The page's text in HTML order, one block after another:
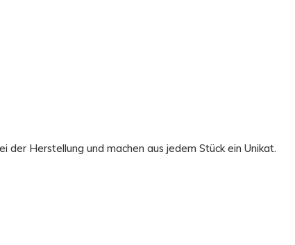
der Herstellung und machen aus jedem Stück ein Unikat.